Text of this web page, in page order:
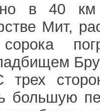
в 40
Мит,
большую